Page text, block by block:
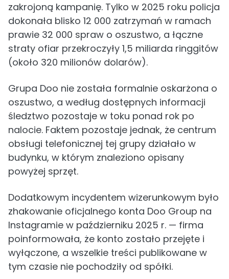
zakrojoną kampanię. Tylko w 2025 roku policja
dokonała blisko 12 000 zatrzymań w ramach
prawie 32 000 spraw o oszustwo, a łączne
straty ofiar przekroczyły 1,5 miliarda ringgitów
(około 320 milionów dolarów).
Grupa Doo nie została formalnie oskarżona o
oszustwo, a według dostępnych informacji
śledztwo pozostaje w toku ponad rok po
nalocie. Faktem pozostaje jednak, że centrum
obsługi telefonicznej tej grupy działało w
budynku, w którym znaleziono opisany
powyżej sprzęt.
Dodatkowym incydentem wizerunkowym było
zhakowanie oficjalnego konta Doo Group na
Instagramie w październiku 2025 r. — firma
poinformowała, że konto zostało przejęte i
wyłączone, a wszelkie treści publikowane w
tym czasie nie pochodziły od spółki.